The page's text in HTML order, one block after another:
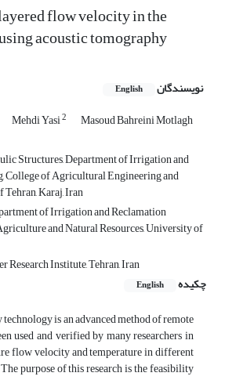
flow velocity in the
acoustic tomography
نویسندگان English
Mehdi Yasi2 Masoud Bahreini Motlagh
Structures, Department of Irrigation and
College of Agricultural Engineering and
Karaj, Iran
of Irrigation and Reclamation
and Natural Resources, University of
Research Institute, Tehran, Iran
چکیده
English
is an advanced method of remote
used and verified by many researchers in
flow velocity and temperature in different
purpose of this research is the feasibility